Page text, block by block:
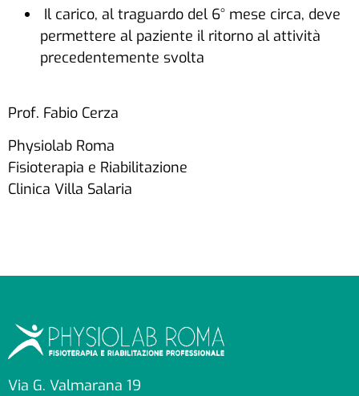
Il carico, al traguardo del 6° mese circa, deve
permettere al paziente il ritorno al attività
precedentemente svolta
Prof. Fabio Cerza
Physiolab Roma
Fisioterapia e Riabilitazione
Clinica Villa Salaria
Via G. Valmarana 19